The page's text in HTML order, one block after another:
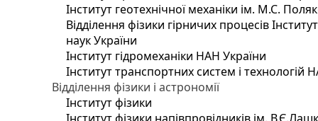
Інститут геотехнічної механіки ім. М.С.
Відділення фізики гірничих процесів
наук України
Інститут гідромеханіки НАН України
Інститут транспортних систем і технологій
Відділення фізики і астрономії
Інститут фізики